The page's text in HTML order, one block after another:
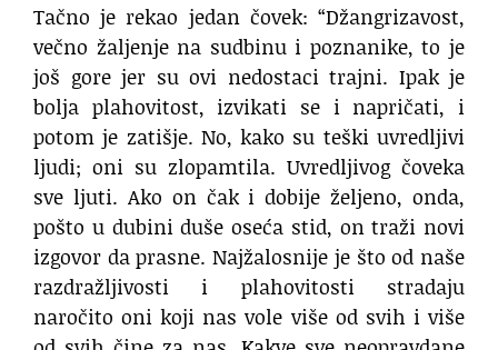
Tačno je rekao jedan čovek: “Džangrizavost,
večno žaljenje na sudbinu i poznanike, to je
još gore jer su ovi nedostaci trajni. Ipak je
bolja plahovitost, izvikati se i napričati, i
potom je zatišje. No, kako su teški uvredljivi
ljudi; oni su zlopamtila. Uvredljivog čoveka
sve ljuti. Ako on čak i dobije željeno, onda,
pošto u dubini duše oseća stid, on traži novi
izgovor da prasne. Najžalosnije je što od naše
razdražljivosti i plahovitosti stradaju
naročito oni koji nas vole više od svih i više